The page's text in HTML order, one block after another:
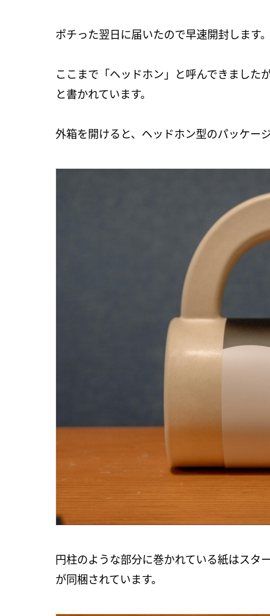
ポチった翌日に届いたので早速開封します
ここまで「ヘッドホン」と呼んできまし
と書かれています。
外箱を開けると、ヘッドホン型のパッケー
円柱のような部分に巻かれている紙はスタ
が同梱されています。